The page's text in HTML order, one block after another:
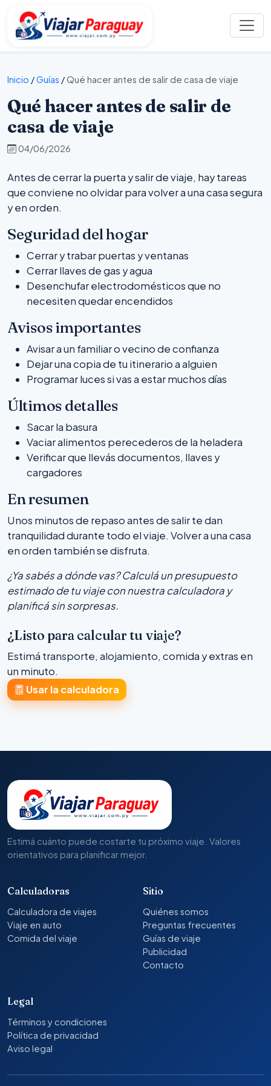
Inicio /Guías /Qué hacer antes de salir de casa de viaje
Qué hacer antes de salir de
casa de viaje
04/06/2026
Antes de cerrar la puerta y salir de viaje, hay tareas
que conviene no olvidar para volver a una casa segura
y en orden.
Seguridad del hogar
Cerrar y trabar puertas y ventanas
Cerrar llaves de gas y agua
Desenchufar electrodomésticos que no
necesiten quedar encendidos
Avisos importantes
Avisar a un familiar o vecino de confianza
Dejar una copia de tu itinerario a alguien
Programar luces si vas a estar muchos días
Últimos detalles
Sacar la basura
Vaciar alimentos perecederos de la heladera
Verificar que llevás documentos, llaves y
cargadores
En resumen
Unos minutos de repaso antes de salir te dan
tranquilidad durante todo el viaje. Volver a una casa
en orden también se disfruta.
¿Ya sabés a dónde vas? Calculá un presupuesto
estimado de tu viaje con nuestra calculadora y
planificá sin sorpresas.
¿Listo para calcular tu viaje?
Estimá transporte, alojamiento, comida y extras en
un minuto.
Usar la calculadora
Estimá cuánto puede costarte tu próximo viaje. Valores
orientativos para planificar mejor.
Calculadoras
Calculadora de viajes
Viaje en auto
Comida del viaje
Sitio
Quiénes somos
Preguntas frecuentes
Guías de viaje
Publicidad
Contacto
Legal
Términos y condiciones
Política de privacidad
Aviso legal